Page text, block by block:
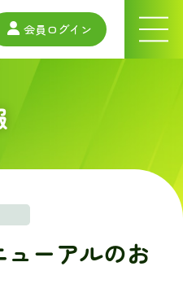
会員ログイン
ー
ューアルのお